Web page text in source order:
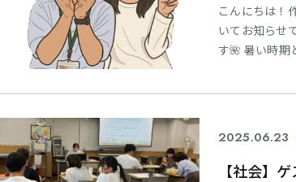
こんにちは！
いてお知らせ
す🌺 暑い時期
2025.06.23
【社会】